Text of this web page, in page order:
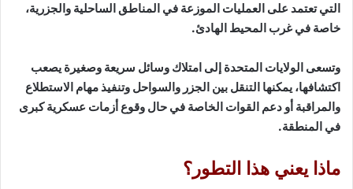
التي تعتمد على العمليات الموزعة في المناطق الساحلية والجزرية،
خاصة في غرب المحيط الهادئ.
وتسعى الولايات المتحدة إلى امتلاك وسائل سريعة وصغيرة يصعب
اكتشافها، يمكنها التنقل بين الجزر والسواحل وتنفيذ مهام الاستطلاع
والمراقبة أو دعم القوات الخاصة في حال وقوع أزمات عسكرية كبرى
في المنطقة.
ماذا يعني هذا التطور؟